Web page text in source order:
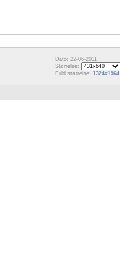
Dato: 22-06-2011
Størrelse:
Fuld størrelse: 1324x1964